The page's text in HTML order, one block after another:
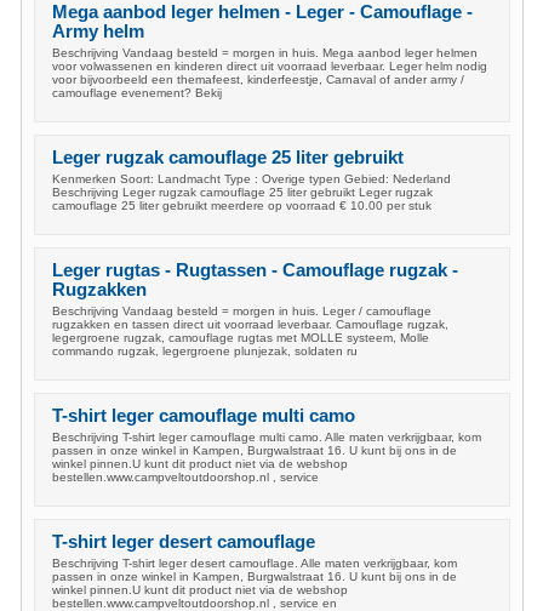
Mega aanbod leger helmen - Leger - Camouflage -
Army helm
Beschrijving Vandaag besteld = morgen in huis. Mega aanbod leger helmen
voor volwassenen en kinderen direct uit voorraad leverbaar. Leger helm nodig
voor bijvoorbeeld een themafeest, kinderfeestje, Carnaval of ander army /
camouflage evenement? Bekij
Leger rugzak camouflage 25 liter gebruikt
Kenmerken Soort: Landmacht Type : Overige typen Gebied: Nederland
Beschrijving Leger rugzak camouflage 25 liter gebruikt Leger rugzak
camouflage 25 liter gebruikt meerdere op voorraad € 10.00 per stuk
Leger rugtas - Rugtassen - Camouflage rugzak -
Rugzakken
Beschrijving Vandaag besteld = morgen in huis. Leger / camouflage
rugzakken en tassen direct uit voorraad leverbaar. Camouflage rugzak,
legergroene rugzak, camouflage rugtas met MOLLE systeem, Molle
commando rugzak, legergroene plunjezak, soldaten ru
T-shirt leger camouflage multi camo
Beschrijving T-shirt leger camouflage multi camo. Alle maten verkrijgbaar, kom
passen in onze winkel in Kampen, Burgwalstraat 16. U kunt bij ons in de
winkel pinnen.U kunt dit product niet via de webshop
bestellen.www.campveltoutdoorshop.nl , service
T-shirt leger desert camouflage
Beschrijving T-shirt leger desert camouflage. Alle maten verkrijgbaar, kom
passen in onze winkel in Kampen, Burgwalstraat 16. U kunt bij ons in de
winkel pinnen.U kunt dit product niet via de webshop
bestellen.www.campveltoutdoorshop.nl , service en